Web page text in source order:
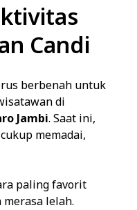
Candi
berbenah untuk
di
Jambi. Saat ini,
memadai,
paling favorit
lelah.